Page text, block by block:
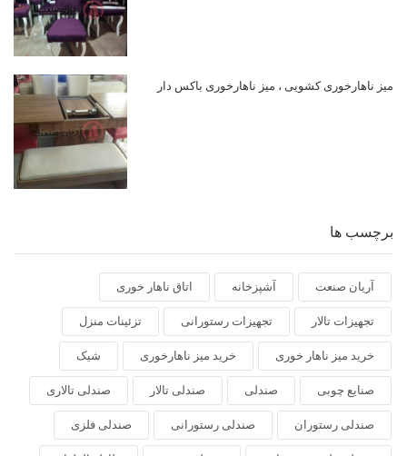
میز ناهارخوری کشویی ، میز ناهارخوری باکس دار
برچسب ها
آریان صنعت آشپزخانه اتاق ناهار خوری
تجهیزات تالار تجهیزات رستورانی تزئینات منزل
خرید میز ناهار خوری خرید میز ناهارخوری شیک
صنایع چوبی صندلی صندلی تالار صندلی تالاری
صندلی رستوران صندلی رستورانی صندلی فلزی